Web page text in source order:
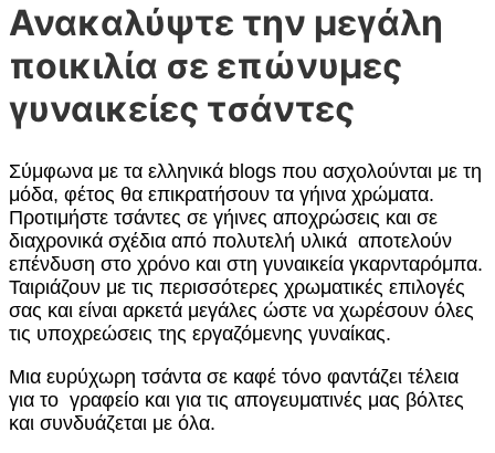
Ανακαλύψτε την μεγάλη
ποικιλία σε επώνυμες
γυναικείες τσάντες
Σύμφωνα με τα ελληνικά blogs που ασχολούνται με τη
μόδα, φέτος θα επικρατήσουν τα γήινα χρώματα.
Προτιμήστε τσάντες σε γήινες αποχρώσεις και σε
διαχρονικά σχέδια από πολυτελή υλικά αποτελούν
επένδυση στο χρόνο και στη γυναικεία γκαρνταρόμπα.
Ταιριάζουν με τις περισσότερες χρωματικές επιλογές
σας και είναι αρκετά μεγάλες ώστε να χωρέσουν όλες
τις υποχρεώσεις της εργαζόμενης γυναίκας.
Μια ευρύχωρη τσάντα σε καφέ τόνο φαντάζει τέλεια
για το γραφείο και για τις απογευματινές μας βόλτες
και συνδυάζεται με όλα.